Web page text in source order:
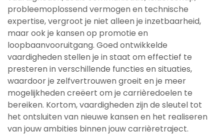
probleemoplossend vermogen en technische
expertise, vergroot je niet alleen je inzetbaarheid,
maar ook je kansen op promotie en
loopbaanvooruitgang. Goed ontwikkelde
vaardigheden stellen je in staat om effectief te
presteren in verschillende functies en situaties,
waardoor je zelfvertrouwen groeit en je meer
mogelijkheden creëert om je carrièredoelen te
bereiken. Kortom, vaardigheden zijn de sleutel tot
het ontsluiten van nieuwe kansen en het realiseren
van jouw ambities binnen jouw carrièretraject.